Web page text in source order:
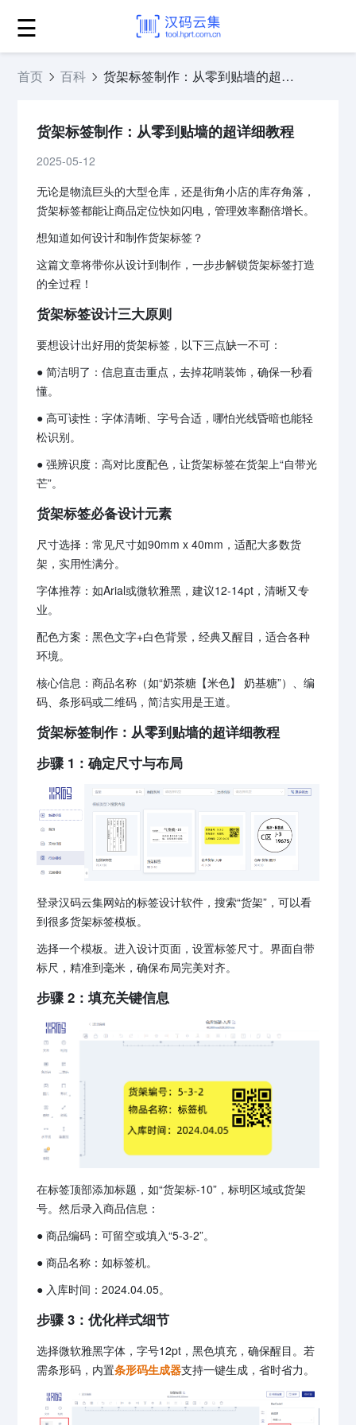
☰
首页 百科 货架标签制作：从零到贴墙的超详细教程
货架标签制作：从零到贴墙的超详细教程
2025-05-12
无论是物流巨头的大型仓库，还是街角小店的库存角落，
货架标签都能让商品定位快如闪电，管理效率翻倍增长。
想知道如何设计和制作货架标签？
这篇文章将带你从设计到制作，一步步解锁货架标签打造
的全过程！
货架标签设计三大原则
要想设计出好用的货架标签，以下三点缺一不可：
● 简洁明了：信息直击重点，去掉花哨装饰，确保一秒看
懂。
● 高可读性：字体清晰、字号合适，哪怕光线昏暗也能轻
松识别。
● 强辨识度：高对比度配色，让货架标签在货架上“自带光
芒”。
货架标签必备设计元素
尺寸选择：常见尺寸如90mm x 40mm，适配大多数货
架，实用性满分。
字体推荐：如Arial或微软雅黑，建议12-14pt，清晰又专
业。
配色方案：黑色文字+白色背景，经典又醒目，适合各种
环境。
核心信息：商品名称（如“奶茶糖【米色】 奶基糖”）、编
码、条形码或二维码，简洁实用是王道。
货架标签制作：从零到贴墙的超详细教程
步骤 1：确定尺寸与布局
登录汉码云集网站的标签设计软件，搜索“货架”，可以看
到很多货架标签模板。
选择一个模板。进入设计页面，设置标签尺寸。界面自带
标尺，精准到毫米，确保布局完美对齐。
步骤 2：填充关键信息
在标签顶部添加标题，如“货架标-10”，标明区域或货架
号。然后录入商品信息：
● 商品编码：可留空或填入“5-3-2”。
● 商品名称：如标签机。
● 入库时间：2024.04.05。
步骤 3：优化样式细节
选择微软雅黑字体，字号12pt，黑色填充，确保醒目。若
需条形码，内置条形码生成器支持一键生成，省时省力。